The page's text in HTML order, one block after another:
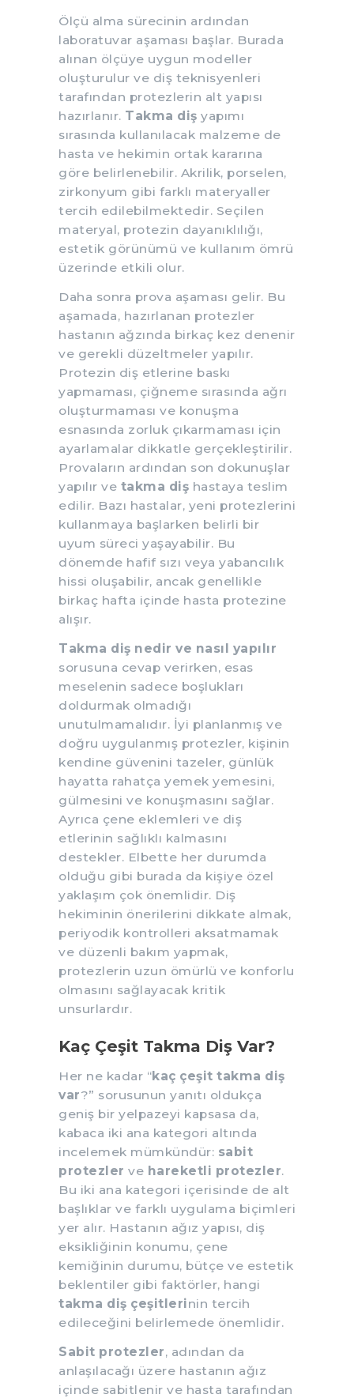
Ölçü alma sürecinin ardından
laboratuvar aşaması başlar. Burada
alınan ölçüye uygun modeller
oluşturulur ve diş teknisyenleri
tarafından protezlerin alt yapısı
hazırlanır. Takma diş yapımı
sırasında kullanılacak malzeme de
hasta ve hekimin ortak kararına
göre belirlenebilir. Akrilik, porselen,
zirkonyum gibi farklı materyaller
tercih edilebilmektedir. Seçilen
materyal, protezin dayanıklılığı,
estetik görünümü ve kullanım ömrü
üzerinde etkili olur.
Daha sonra prova aşaması gelir. Bu
aşamada, hazırlanan protezler
hastanın ağzında birkaç kez denenir
ve gerekli düzeltmeler yapılır.
Protezin diş etlerine baskı
yapmaması, çiğneme sırasında ağrı
oluşturmaması ve konuşma
esnasında zorluk çıkarmaması için
ayarlamalar dikkatle gerçekleştirilir.
Provaların ardından son dokunuşlar
yapılır ve takma diş hastaya teslim
edilir. Bazı hastalar, yeni protezlerini
kullanmaya başlarken belirli bir
uyum süreci yaşayabilir. Bu
dönemde hafif sızı veya yabancılık
hissi oluşabilir, ancak genellikle
birkaç hafta içinde hasta protezine
alışır.
Takma diş nedir ve nasıl yapılır
sorusuna cevap verirken, esas
meselenin sadece boşlukları
doldurmak olmadığı
unutulmamalıdır. İyi planlanmış ve
doğru uygulanmış protezler, kişinin
kendine güvenini tazeler, günlük
hayatta rahatça yemek yemesini,
gülmesini ve konuşmasını sağlar.
Ayrıca çene eklemleri ve diş
etlerinin sağlıklı kalmasını
destekler. Elbette her durumda
olduğu gibi burada da kişiye özel
yaklaşım çok önemlidir. Diş
hekiminin önerilerini dikkate almak,
periyodik kontrolleri aksatmamak
ve düzenli bakım yapmak,
protezlerin uzun ömürlü ve konforlu
olmasını sağlayacak kritik
unsurlardır.
Kaç Çeşit Takma Diş Var?
Her ne kadar “kaç çeşit takma diş
var?” sorusunun yanıtı oldukça
geniş bir yelpazeyi kapsasa da,
kabaca iki ana kategori altında
incelemek mümkündür: sabit
protezler ve hareketli protezler.
Bu iki ana kategori içerisinde de alt
başlıklar ve farklı uygulama biçimleri
yer alır. Hastanın ağız yapısı, diş
eksikliğinin konumu, çene
kemiğinin durumu, bütçe ve estetik
beklentiler gibi faktörler, hangi
takma diş çeşitlerinin tercih
edileceğini belirlemede önemlidir.
Sabit protezler, adından da
anlaşılacağı üzere hastanın ağız
içinde sabitlenir ve hasta tarafından